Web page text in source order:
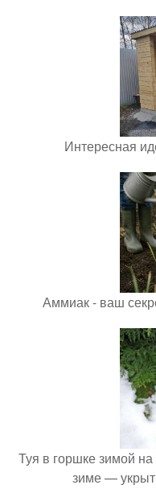
Интересная
Аммиак - ваш
Туя в горшке зимой
зиме —